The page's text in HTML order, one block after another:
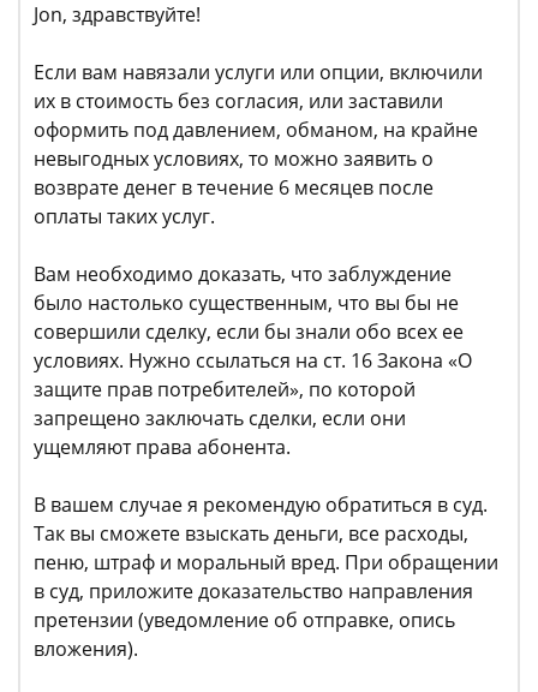
Jon, здравствуйте!
Если вам навязали услуги или опции, включили
их в стоимость без согласия, или заставили
оформить под давлением, обманом, на крайне
невыгодных условиях, то можно заявить о
возврате денег в течение 6 месяцев после
оплаты таких услуг.
Вам необходимо доказать, что заблуждение
было настолько существенным, что вы бы не
совершили сделку, если бы знали обо всех ее
условиях. Нужно ссылаться на ст. 16 Закона «О
защите прав потребителей», по которой
запрещено заключать сделки, если они
ущемляют права абонента.
В вашем случае я рекомендую обратиться в суд.
Так вы сможете взыскать деньги, все расходы,
пеню, штраф и моральный вред. При обращении
в суд, приложите доказательство направления
претензии (уведомление об отправке, опись
вложения).